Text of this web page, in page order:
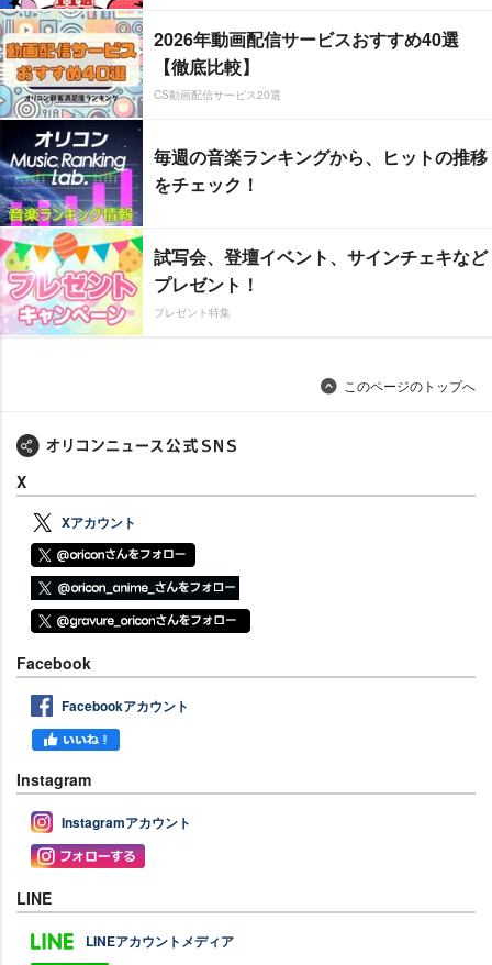
2026年動画配信サービスおすすめ40選
【徹底比較】
CS動画配信サービス20選
毎週の音楽ランキングから、ヒットの推移
をチェック！
試写会、登壇イベント、サインチェキなど
プレゼント！
プレゼント特集
このページのトップへ
X
Xアカウント
Facebook
Facebookアカウント
Instagram
Instagramアカウント
LINE
LINEアカウントメディア